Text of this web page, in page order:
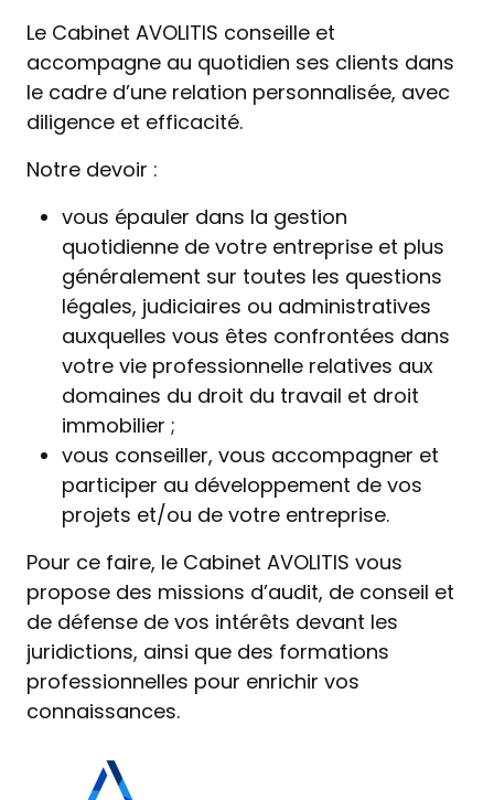
Le Cabinet AVOLITIS conseille et
accompagne au quotidien ses clients dans
le cadre d’une relation personnalisée, avec
diligence et efficacité.
Notre devoir :
vous épauler dans la gestion
quotidienne de votre entreprise et plus
généralement sur toutes les questions
légales, judiciaires ou administratives
auxquelles vous êtes confrontées dans
votre vie professionnelle relatives aux
domaines du droit du travail et droit
immobilier ;
vous conseiller, vous accompagner et
participer au développement de vos
projets et/ou de votre entreprise.
Pour ce faire, le Cabinet AVOLITIS vous
propose des missions d’audit, de conseil et
de défense de vos intérêts devant les
juridictions, ainsi que des formations
professionnelles pour enrichir vos
connaissances.